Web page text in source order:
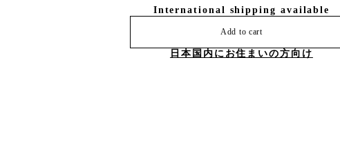
International shipping available
Add to cart
日本国内にお住まいの方向け